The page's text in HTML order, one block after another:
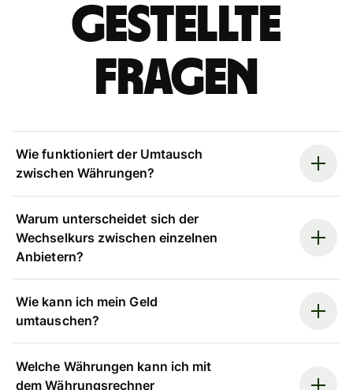
gestellte
Fragen
Wie funktioniert der Umtausch
zwischen Währungen?
Warum unterscheidet sich der
Wechselkurs zwischen einzelnen
Anbietern?
Wie kann ich mein Geld
umtauschen?
Welche Währungen kann ich mit
dem Währungsrechner